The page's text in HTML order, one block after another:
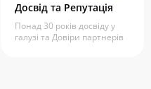
Досвід та Репутація
Понад 30 років досвіду у
галузі та Довіри партнерів